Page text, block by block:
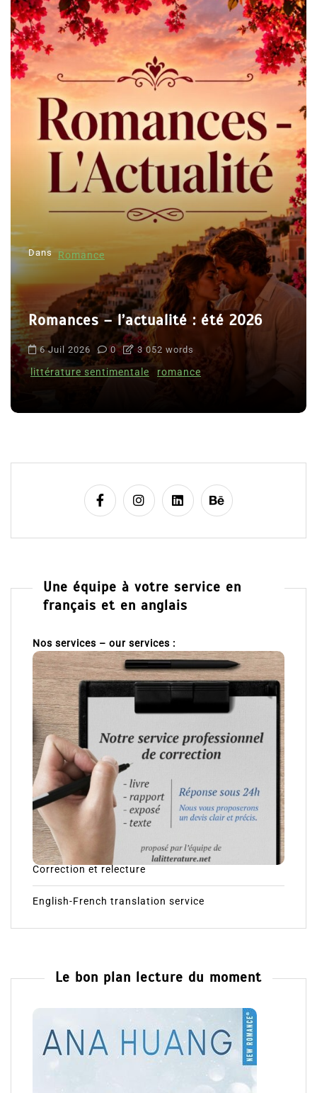
Dans Romance
Romances – l’actualité : été 2026
6 Juil 2026 0 3 052 words
littérature sentimentale romance
Une équipe à votre service en
français et en anglais
Nos services – our services :
Correction et relecture
English-French translation service
Le bon plan lecture du moment